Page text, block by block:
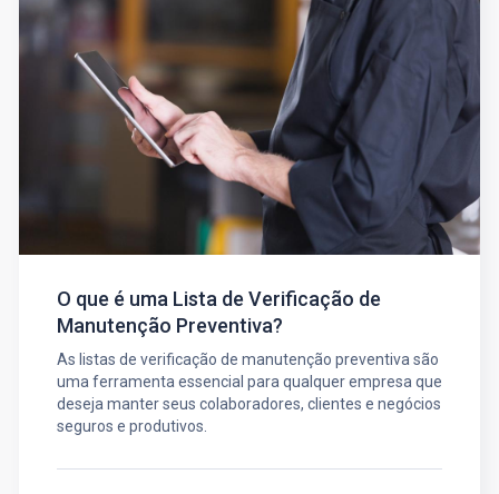
O que é uma Lista de Verificação de
Manutenção Preventiva?
As listas de verificação de manutenção preventiva são
uma ferramenta essencial para qualquer empresa que
deseja manter seus colaboradores, clientes e negócios
seguros e produtivos.